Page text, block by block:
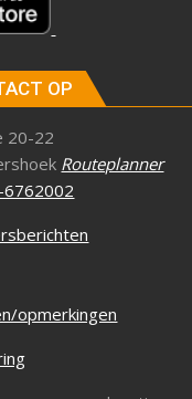
OP
20-22
Routeplanner
opmerkingen